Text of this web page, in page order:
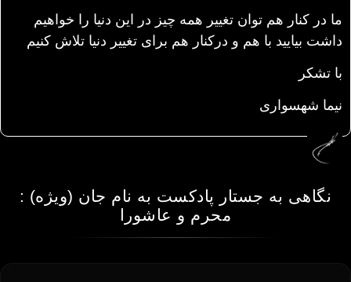
ما در کنار هم توان تغییر همه چیز در این دنیا را خواهیم
داشت بیایید با هم و درکنار هم برای تغییر دنیا تلاش کنیم
با تشکر
نیما شهسواری
نگاهی به جستار پادکست به نام جان (ویژه) :
محرم و عاشورا